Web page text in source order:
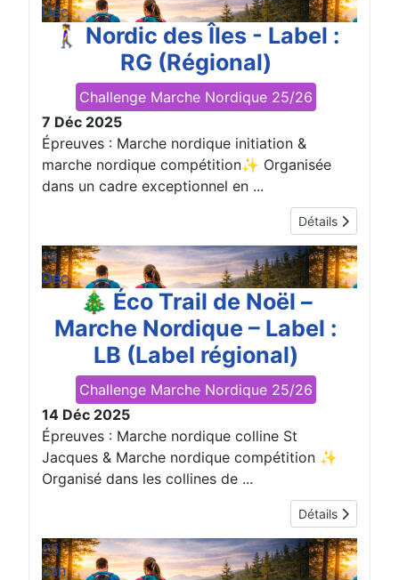
Déc
🚶‍♀️ Nordic des Îles - Label :
RG (Régional)
Challenge Marche Nordique 25/26
7 Déc 2025
Épreuves : Marche nordique initiation &
marche nordique compétition✨ Organisée
dans un cadre exceptionnel en ...
Détails
14
Déc
🎄 Éco Trail de Noël –
Marche Nordique – Label :
LB (Label régional)
Challenge Marche Nordique 25/26
14 Déc 2025
Épreuves : Marche nordique colline St
Jacques & Marche nordique compétition ✨
Organisé dans les collines de ...
Détails
25
Jan